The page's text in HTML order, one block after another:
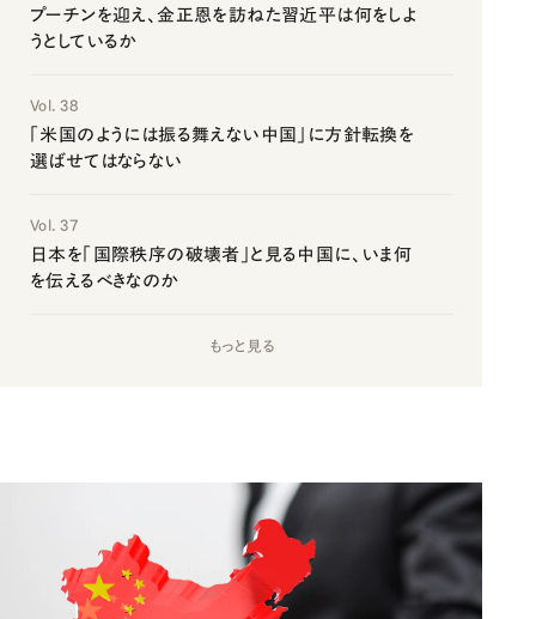
プーチンを迎え、金正恩を訪ねた習近平は何をしよ
うとしているか
Vol. 38
「米国のようには振る舞えない中国」に方針転換を
選ばせてはならない
Vol. 37
日本を「国際秩序の破壊者」と見る中国に、いま何
を伝えるべきなのか
もっと見る